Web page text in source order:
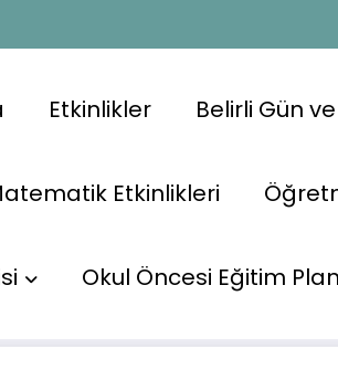
Etkinlikler Belirli Gün
Etkinlikleri
Okul Öncesi Eğitim